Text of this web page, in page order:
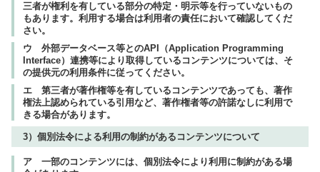
三者が権利を有している部分の特定・明示等を行っていないもの
もあります。利用する場合は利用者の責任において確認してくだ
さい。
ウ 外部データベース等とのAPI（Application Programming
Interface）連携等により取得しているコンテンツについては、そ
の提供元の利用条件に従ってください。
エ 第三者が著作権等を有しているコンテンツであっても、著作
権法上認められている引用など、著作権者等の許諾なしに利用で
きる場合があります。
3）個別法令による利用の制約があるコンテンツについて
ア 一部のコンテンツには、個別法令により利用に制約がある場